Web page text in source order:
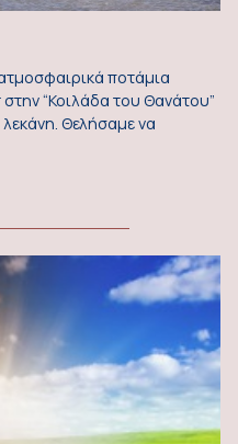
ποτάμια
“Κοιλάδα του Θανάτου”
Θελήσαμε να